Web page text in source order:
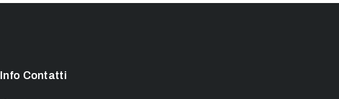
Info Contatti